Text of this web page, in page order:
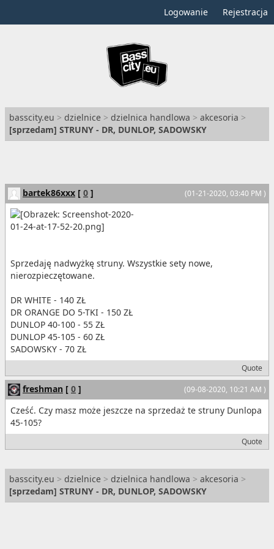
Logowanie Rejestracja
basscity.eu > dzielnice > dzielnica handlowa > akcesoria >
[sprzedam] STRUNY - DR, DUNLOP, SADOWSKY
(01-21-2020, 03:40 PM )
bartek86xxx [ 0 ]
Sprzedaję nadwyżkę struny. Wszystkie sety nowe,
nierozpieczętowane.
DR WHITE - 140 ZŁ
DR ORANGE DO 5-TKI - 150 ZŁ
DUNLOP 40-100 - 55 ZŁ
DUNLOP 45-105 - 60 ZŁ
SADOWSKY - 70 ZŁ
Quote
(09-08-2020, 10:21 AM )
freshman [ 0 ]
Cześć. Czy masz może jeszcze na sprzedaż te struny Dunlopa
45-105?
Quote
basscity.eu > dzielnice > dzielnica handlowa > akcesoria >
[sprzedam] STRUNY - DR, DUNLOP, SADOWSKY